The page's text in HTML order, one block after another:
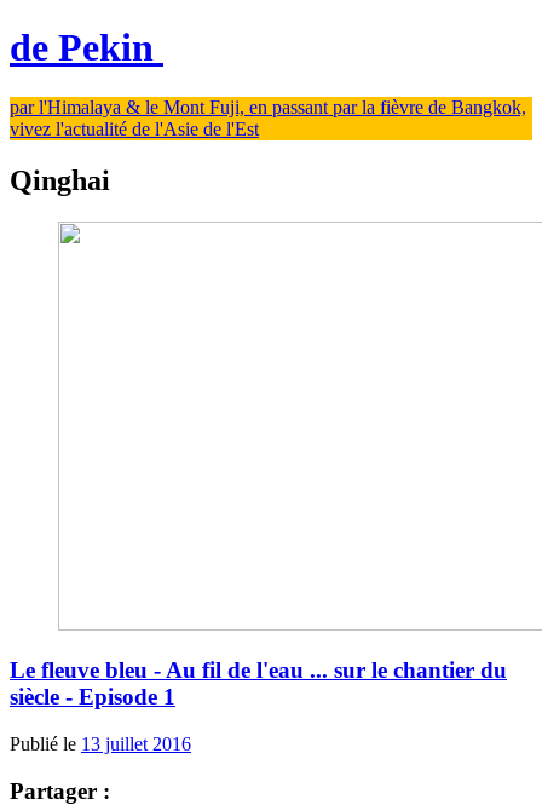
de Pekin
par l'Himalaya & le Mont Fuji, en passant par la fièvre de Bangkok,
vivez l'actualité de l'Asie de l'Est
Qinghai
Le fleuve bleu - Au fil de l'eau ... sur le chantier du
siècle - Episode 1
Publié le 13 juillet 2016
Partager :